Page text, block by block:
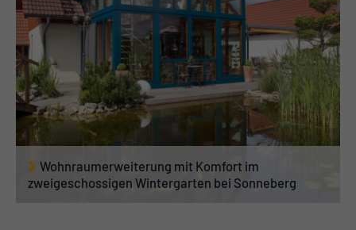
Wohnraumerweiterung mit Komfort im
zweigeschossigen Wintergarten bei Sonneberg